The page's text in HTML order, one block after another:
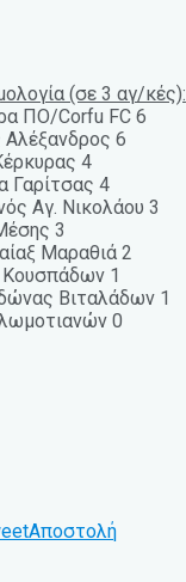
(σε 3 αγ/κές):
ΠΟ/Corfu FC 6
6
4
Γαρίτσας 4
Αγ. Νικολάου 3
3
Μαραθιά 2
1
Βιταλάδων 1
0
Αποστολή